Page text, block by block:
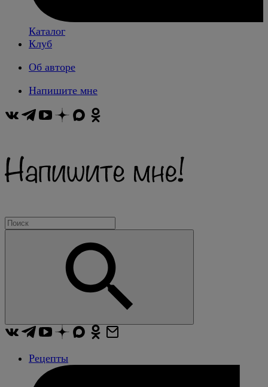
Каталог
Клуб
Об авторе
Напишите мне
Рецепты